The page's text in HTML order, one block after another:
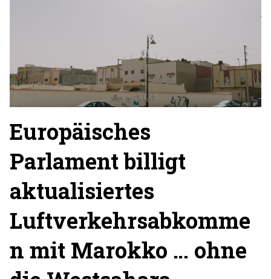
Europäisches
Parlament billigt
aktualisiertes
Luftverkehrsabkomme
n mit Marokko … ohne